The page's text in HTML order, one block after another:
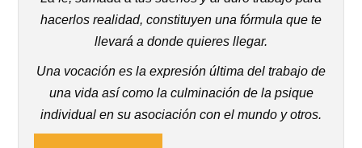
hacerlos realidad, constituyen una fórmula que te
llevará a donde quieres llegar.
Una vocación es la expresión última del trabajo de
una vida así como la culminación de la psique
individual en su asociación con el mundo y otros.